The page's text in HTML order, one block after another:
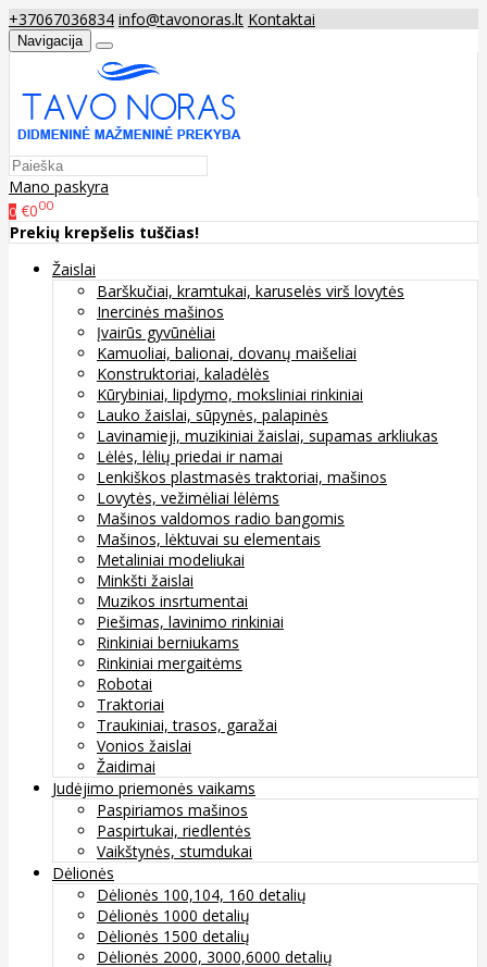
+37067036834 info@tavonoras.lt Kontaktai
Navigacija
Mano paskyra
0 €000
Prekių krepšelis tuščias!
Žaislai
Barškučiai, kramtukai, karuselės virš lovytės
Inercinės mašinos
Įvairūs gyvūnėliai
Kamuoliai, balionai, dovanų maišeliai
Konstruktoriai, kaladėlės
Kūrybiniai, lipdymo, moksliniai rinkiniai
Lauko žaislai, sūpynės, palapinės
Lavinamieji, muzikiniai žaislai, supamas arkliukas
Lėlės, lėlių priedai ir namai
Lenkiškos plastmasės traktoriai, mašinos
Lovytės, vežimėliai lėlėms
Mašinos valdomos radio bangomis
Mašinos, lėktuvai su elementais
Metaliniai modeliukai
Minkšti žaislai
Muzikos insrtumentai
Piešimas, lavinimo rinkiniai
Rinkiniai berniukams
Rinkiniai mergaitėms
Robotai
Traktoriai
Traukiniai, trasos, garažai
Vonios žaislai
Žaidimai
Judėjimo priemonės vaikams
Paspiriamos mašinos
Paspirtukai, riedlentės
Vaikštynės, stumdukai
Dėlionės
Dėlionės 100,104, 160 detalių
Dėlionės 1000 detalių
Dėlionės 1500 detalių
Dėlionės 2000, 3000,6000 detalių